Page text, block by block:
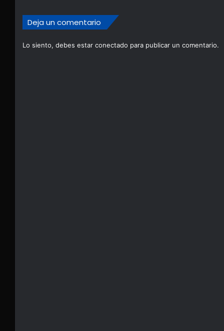
Deja un comentario
Lo siento, debes estar conectado para publicar un comentario.